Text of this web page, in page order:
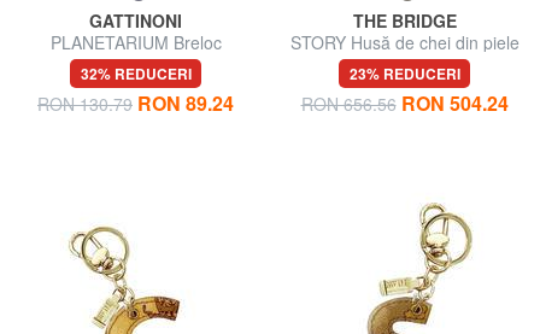
GATTINONI
PLANETARIUM Breloc
32% REDUCERI
RON 130.79 RON 89.24
THE BRIDGE
STORY Husă de chei din piele
23% REDUCERI
RON 656.56 RON 504.24